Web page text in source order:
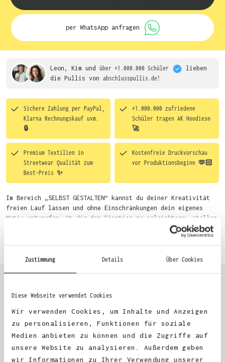
Zustimmung Details Über Cookies
Diese Webseite verwendet Cookies
Wir verwenden Cookies, um Inhalte und Anzeigen
zu personalisieren, Funktionen für soziale
Medien anbieten zu können und die Zugriffe auf
unsere Website zu analysieren. Außerdem geben
wir Informationen zu Ihrer Verwendung unserer
per WhatsApp anfragen
Leon, Kim und über +1.000.000 Schüler
lieben
die Pullis von abschlusspullis.de!
Sichere Zahlung per PayPal,
Klarna Rechnungskauf uvm.
🔒
+1.000.000 zufriedene
Schüler tragen AK Hoodies®
🚀
Premium Textilien in
Streetwear Qualität zum
Best-Preis ✨
Kostenfreie Druckvorschau
vor Produktionsbeginn 🫶🏻
Im Bereich „SELBST GESTALTEN“ kannst du deiner Kreativität
freien Lauf lassen und ohne Einschränkungen dein eigenes
Motiv entwerfen. Um dir den Einstieg zu erleichtern, stellen
wir eine von unseren Designern vorgefertigte Vorlage bereit.
Wähle einfach deine Wunsch-Produkte auf dieser Seite aus und
du auch bequem über das Bestellformular, per E-Mail oder
KUNDEN FEEDBACK 🫶
Excellent